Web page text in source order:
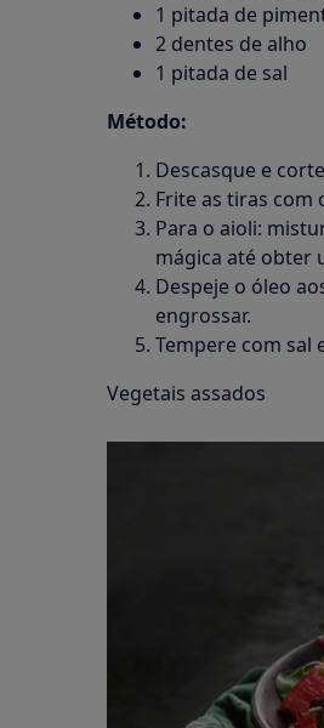
1 pitada de
2 dentes de alho
1 pitada de sal
Método:
Descasque e
Frite as tiras com
Para o aioli:
mágica até obter
Despeje o óleo
engrossar.
Tempere com sal
Vegetais assados